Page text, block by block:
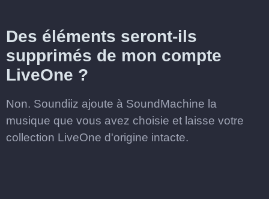
Des éléments seront-ils
supprimés de mon compte
LiveOne ?
Non. Soundiiz ajoute à SoundMachine la
musique que vous avez choisie et laisse votre
collection LiveOne d'origine intacte.